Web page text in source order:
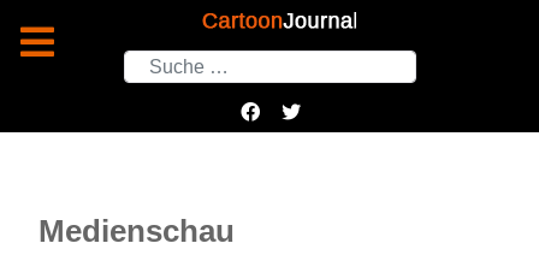
Suchen
Medienschau